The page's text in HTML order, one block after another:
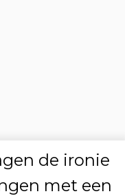
de ironie
met een